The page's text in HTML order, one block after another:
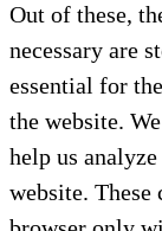
Out of these,
necessary are
essential for
the website.
help us
website.